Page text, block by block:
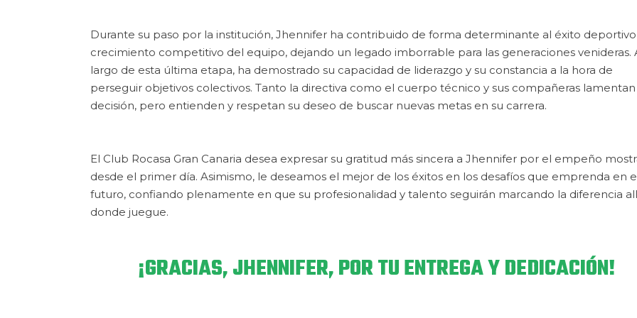
Durante su paso por la institución, Jhennifer ha contribuido de forma determinante al éxito deportivo
crecimiento competitivo del equipo, dejando un legado imborrable para las generaciones venideras.
largo de esta última etapa, ha demostrado su capacidad de liderazgo y su constancia a la hora de
perseguir objetivos colectivos. Tanto la directiva como el cuerpo técnico y sus compañeras lamentan
decisión, pero entienden y respetan su deseo de buscar nuevas metas en su carrera.
El Club Rocasa Gran Canaria desea expresar su gratitud más sincera a Jhennifer por el empeño
desde el primer día. Asimismo, le deseamos el mejor de los éxitos en los desafíos que emprenda en
futuro, confiando plenamente en que su profesionalidad y talento seguirán marcando la diferencia
donde juegue.
¡GRACIAS, JHENNIFER, POR TU ENTREGA Y DEDICACIÓN!